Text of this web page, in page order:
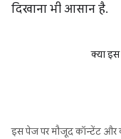
दिखाना भी आसान है.
क्या
इस पेज पर मौजूद कॉन्टेंट